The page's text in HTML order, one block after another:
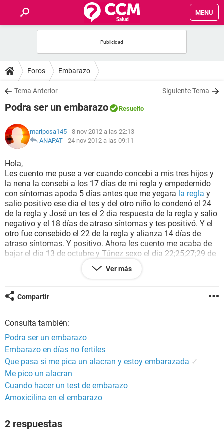
MENU
FOROS
SALUD
NUTRICIÓN
BIENESTAR
SEXUALIDAD
GLOSARIO
Foros Embarazo
Tema Anterior Siguiente Tema
Podra ser un embarazo Resuelto
mariposa145 - 8 nov 2012 a las 22:13
ANAPAT - 24 nov 2012 a las 09:11
Hola,
Les cuento me puse a ver cuando concebi a mis tres hijos y
la nena la consebi a los 17 días de mi regla y empedernido
con síntomas apoda 5 días antes que me yegara la regla y
salio positivo ese dia el tes y del otro niño lo condenó el 24
de la regla y José un tes el 2 dia respuesta de la regla y salio
negativo y el 18 días de atraso síntomas y tes positivó. Y el
otro fue consebido el 22 de la regla y alianza 14 días de
atraso síntomas. Y positivo. Ahora les cuento me acaba de
bajar el dia 13 de octubre y Túnez sexo el dia 22;25;27;29 de
octubre y el 3;5 de noviembre y desde el 29 flujo y cólicos
durante 6 días y Eugenio los cólicos hasta hoy pero me José
negativos sera q me embarase como los otros embarasos y
aun no se detecta la hormona q creen
Ver más
Compartir
Consulta también:
Podra ser un embarazo
Embarazo en días no fertiles
Que pasa si me pica un alacran y estoy embarazada ✓
Me pico un alacran
Cuando hacer un test de embarazo
Amoxicilina en el embarazo
2 respuestas